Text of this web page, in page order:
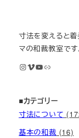
寸法を変えると
マの和裁教室です
InstagramVimeo YouTube M KIMONOオンライン和裁教室
■カテゴリー
寸法について
基本の和裁 (16)